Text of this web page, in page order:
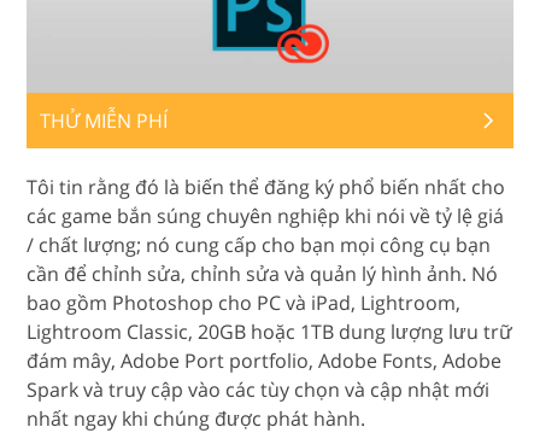
THỬ MIỄN PHÍ
Tôi tin rằng đó là biến thể đăng ký phổ biến nhất cho
các game bắn súng chuyên nghiệp khi nói về tỷ lệ giá
/ chất lượng; nó cung cấp cho bạn mọi công cụ bạn
cần để chỉnh sửa, chỉnh sửa và quản lý hình ảnh. Nó
bao gồm Photoshop cho PC và iPad, Lightroom,
Lightroom Classic, 20GB hoặc 1TB dung lượng lưu trữ
đám mây, Adobe Port portfolio, Adobe Fonts, Adobe
Spark và truy cập vào các tùy chọn và cập nhật mới
nhất ngay khi chúng được phát hành.